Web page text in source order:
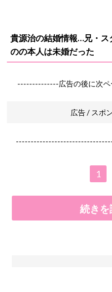
貴源治の結婚情報…兄・ス
のの本人は未婚だった
--------------広告の後に次
広告 / スポ
1
続き